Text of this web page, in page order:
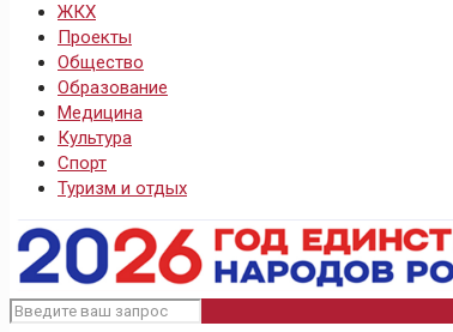
ЖКХ
Проекты
Общество
Образование
Медицина
Культура
Спорт
Туризм и отдых